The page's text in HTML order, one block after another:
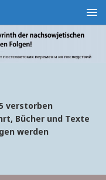
verstorben
Bücher und Texte
werden